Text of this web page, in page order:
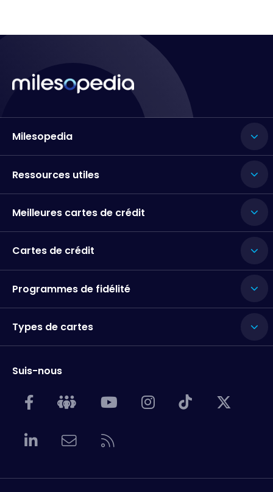
Milesopedia
Ressources utiles
Meilleures cartes de crédit
Cartes de crédit
Programmes de fidélité
Types de cartes
Suis-nous